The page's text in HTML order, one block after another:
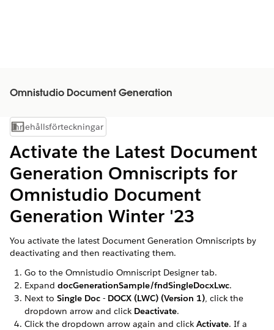
Omnistudio Document Generation
Visa innehållsförteckning
Innehållsförteckningar
Activate the Latest Document
Generation Omniscripts for
Omnistudio Document
Generation Winter '23
You activate the latest Document Generation Omniscripts by
deactivating and then reactivating them.
Go to the Omnistudio Omniscript Designer tab.
Expand docGenerationSample/fndSingleDocxLwc.
Next to Single Doc - DOCX (LWC) (Version 1), click the
dropdown arrow and click Deactivate.
Click the dropdown arrow again and click Activate. If a